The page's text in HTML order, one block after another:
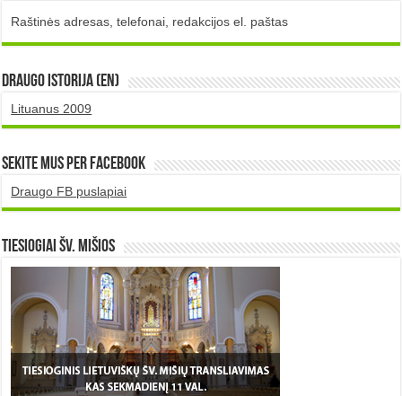
Raštinės adresas, telefonai, redakcijos el. paštas
DRAUGO istorija (EN)
Lituanus 2009
Sekite mus per Facebook
Draugo FB puslapiai
TIESIOGIAI šv. MIŠIOS